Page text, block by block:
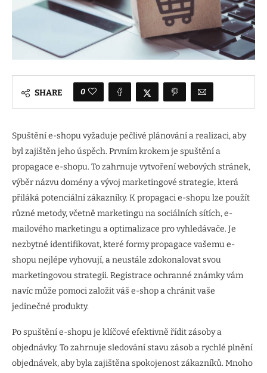
SHARE 0
Spuštění e-shopu vyžaduje pečlivé plánování a realizaci, aby
byl zajištěn jeho úspěch. Prvním krokem je spuštění a
propagace e-shopu. To zahrnuje vytvoření webových stránek,
výběr názvu domény a vývoj marketingové strategie, která
přiláká potenciální zákazníky. K propagaci e-shopu lze použít
různé metody, včetně marketingu na sociálních sítích, e-
mailového marketingu a optimalizace pro vyhledávače. Je
nezbytné identifikovat, které formy propagace vašemu e-
shopu nejlépe vyhovují, a neustále zdokonalovat svou
marketingovou strategii. Registrace ochranné známky vám
navíc může pomoci založit váš e-shop a chránit vaše
jedinečné produkty.
Po spuštění e-shopu je klíčové efektivně řídit zásoby a
objednávky. To zahrnuje sledování stavu zásob a rychlé plnění
objednávek, aby byla zajištěna spokojenost zákazníků. Mnoho